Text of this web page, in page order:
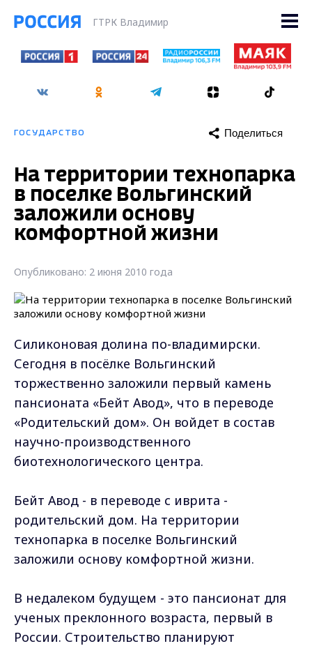
ГТРК Владимир
ГОСУДАРСТВО Поделиться
На территории технопарка
в поселке Вольгинский
заложили основу
комфортной жизни
Опубликовано: 2 июня 2010 года
Силиконовая долина по-владимирски.
Сегодня в посёлке Вольгинский
торжественно заложили первый камень
пансионата «Бейт Авод», что в переводе
«Родительский дом». Он войдет в состав
научно-производственного
биотехнологического центра.
Бейт Авод - в переводе с иврита -
родительский дом. На территории
технопарка в поселке Вольгинский
заложили основу комфортной жизни.
В недалеком будущем - это пансионат для
ученых преклонного возраста, первый в
России. Строительство планируют